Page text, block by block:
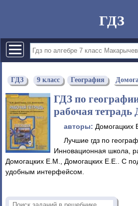
ГДЗ
ГДЗ 9 класс География
ГДЗ по
рабочая
авторы: Домогацких
Лучшие гдз по
Инновационная школа,
Домогацких Е.М., Домогацких Е.Е.. С
удобным интерфейсом.